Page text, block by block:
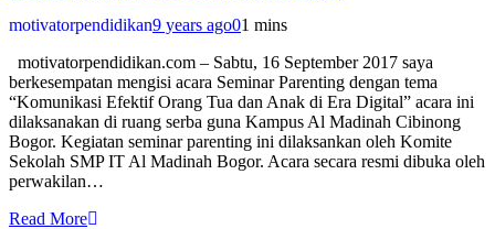
motivatorpendidikan9 years ago01 mins
motivatorpendidikan.com – Sabtu, 16 September 2017 saya
berkesempatan mengisi acara Seminar Parenting dengan tema
“Komunikasi Efektif Orang Tua dan Anak di Era Digital” acara ini
dilaksanakan di ruang serba guna Kampus Al Madinah Cibinong
Bogor. Kegiatan seminar parenting ini dilaksankan oleh Komite
Sekolah SMP IT Al Madinah Bogor. Acara secara resmi dibuka oleh
perwakilan…
Read More